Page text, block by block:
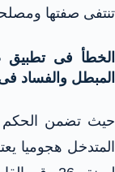
تنتفى صفتها
الخطأ فى تطبيق
المبطل والفساد
حيث تضمن الحكم
المتدخل هجوميا